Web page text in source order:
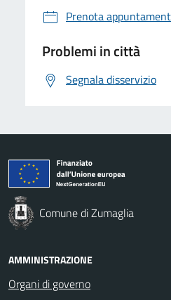
Prenota
Problemi in città
Segnala disservizio
Comune di Zumaglia
AMMINISTRAZIONE
Organi di governo